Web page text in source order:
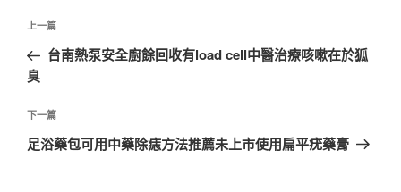
文
導
覽
上
一
篇
章
上一篇
台南熱泵安全廚餘回收有load cell中醫治療咳嗽在於狐
臭
下
一
下一篇
足浴藥包可用中藥除痣方法推薦未上市使用扁平疣藥膏